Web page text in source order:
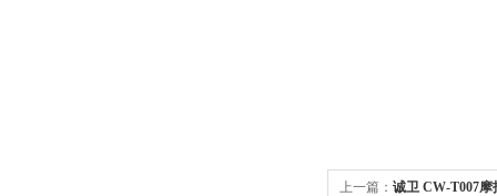
上一篇： 诚卫 CW-T007